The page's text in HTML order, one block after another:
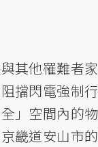
其他罹難者家
擋閃電強制行
」空間內的物
畿道安山市的